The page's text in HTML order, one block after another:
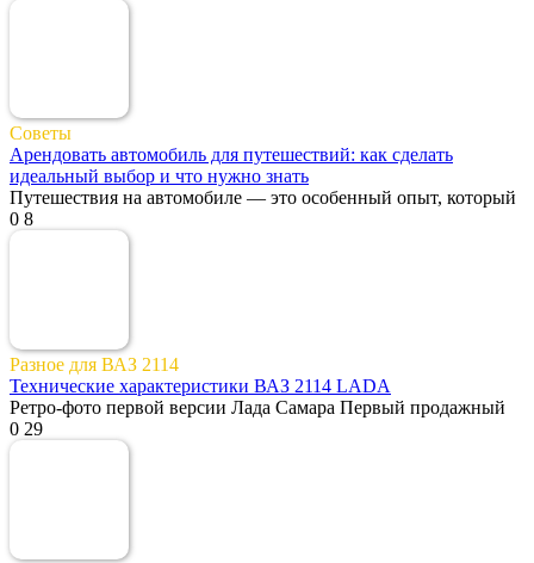
Советы
Арендовать автомобиль для путешествий: как сделать
идеальный выбор и что нужно знать
Путешествия на автомобиле — это особенный опыт, который
0 8
Разное для ВАЗ 2114
Технические характеристики ВАЗ 2114 LADA
Ретро-фото первой версии Лада Самара Первый продажный
0 29